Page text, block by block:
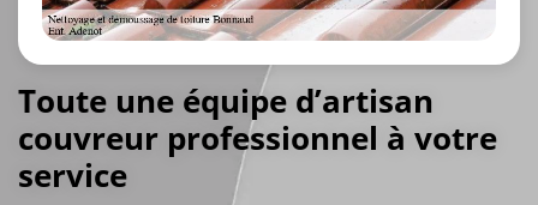
Toute une équipe d’artisan
couvreur professionnel à votre
service